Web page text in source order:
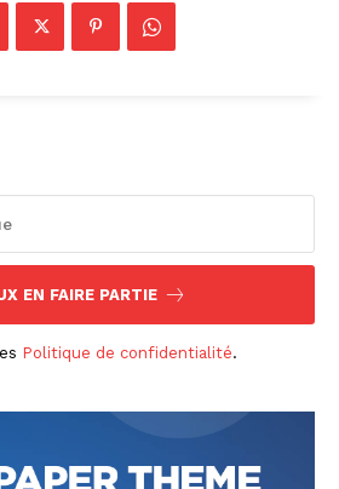
EN FAIRE PARTIE
Politique de confidentialité.